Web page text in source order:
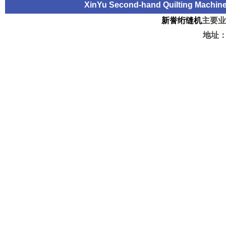
XinYu Second-hand Quilting
新誉绗缝机主要
地址